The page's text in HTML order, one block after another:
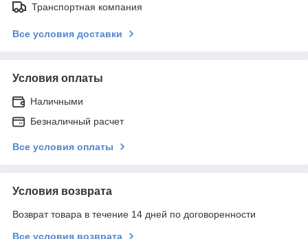
Транспортная компания
Все условия доставки
Условия оплаты
Наличными
Безналичный расчет
Все условия оплаты
Условия возврата
Возврат товара в течение 14 дней по договоренности
Все условия возврата